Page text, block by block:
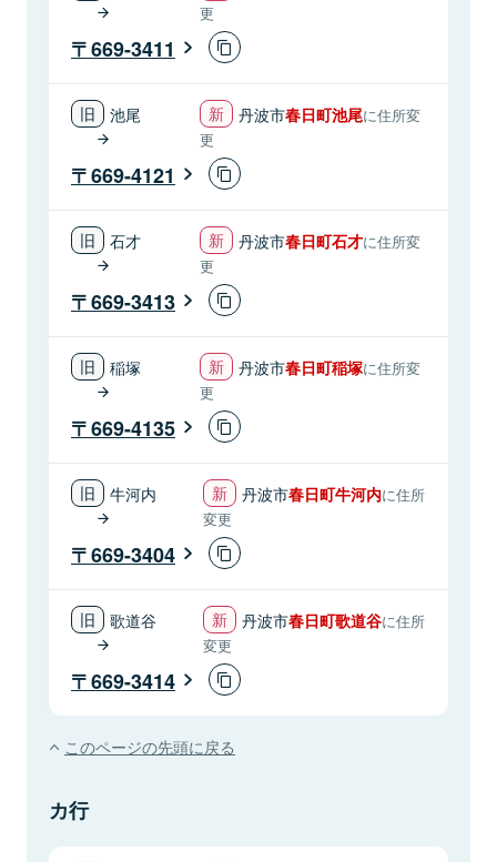
更
669-3411
池尾 丹波市春日町池尾に住所変
更
669-4121
石才 丹波市春日町石才に住所変
更
669-3413
稲塚 丹波市春日町稲塚に住所変
更
669-4135
牛河内 丹波市春日町牛河内に住所
変更
669-3404
歌道谷 丹波市春日町歌道谷に住所
変更
669-3414
このページの先頭に戻る
カ行